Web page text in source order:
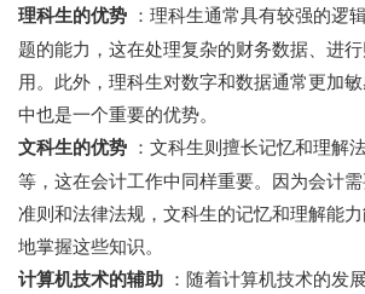
理科生的优势 ：理科生通常具有较强的逻
题的能力，这在处理复杂的财务数据、进
用。此外，理科生对数字和数据通常更加
中也是一个重要的优势。
文科生的优势 ：文科生则擅长记忆和理解
等，这在会计工作中同样重要。因为会计
准则和法律法规，文科生的记忆和理解能
地掌握这些知识。
计算机技术的辅助 ：随着计算机技术的发